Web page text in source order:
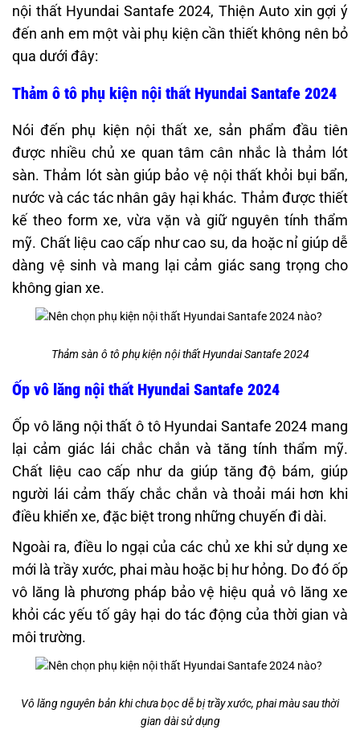
nội thất Hyundai Santafe 2024, Thiện Auto xin gợi ý
đến anh em một vài phụ kiện cần thiết không nên bỏ
qua dưới đây:
Thảm ô tô phụ kiện nội thất Hyundai Santafe 2024
Nói đến phụ kiện nội thất xe, sản phẩm đầu tiên
được nhiều chủ xe quan tâm cân nhắc là thảm lót
sàn. Thảm lót sàn giúp bảo vệ nội thất khỏi bụi bẩn,
nước và các tác nhân gây hại khác. Thảm được thiết
kế theo form xe, vừa vặn và giữ nguyên tính thẩm
mỹ. Chất liệu cao cấp như cao su, da hoặc nỉ giúp dễ
dàng vệ sinh và mang lại cảm giác sang trọng cho
không gian xe.
Thảm sàn ô tô phụ kiện nội thất Hyundai Santafe 2024
Ốp vô lăng nội thất Hyundai Santafe 2024
Ốp vô lăng nội thất ô tô Hyundai Santafe 2024 mang
lại cảm giác lái chắc chắn và tăng tính thẩm mỹ.
Chất liệu cao cấp như da giúp tăng độ bám, giúp
người lái cảm thấy chắc chắn và thoải mái hơn khi
điều khiển xe, đặc biệt trong những chuyến đi dài.
Ngoài ra, điều lo ngại của các chủ xe khi sử dụng xe
mới là trầy xước, phai màu hoặc bị hư hỏng. Do đó ốp
vô lăng là phương pháp bảo vệ hiệu quả vô lăng xe
khỏi các yếu tố gây hại do tác động của thời gian và
môi trường.
Vô lăng nguyên bản khi chưa bọc dễ bị trầy xước, phai màu sau thời
gian dài sử dụng